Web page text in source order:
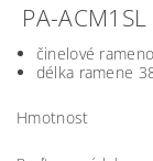
PA-ACM1SL
činelové
délka ramene
Hmotnost